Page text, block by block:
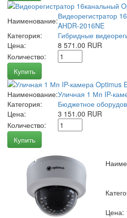
Наименование:Видеорегистратор
AHDR-2016NE
Категория:
Гибридные
Цена:
8 571.00 RUR
Количество:
Купить
Наименование:Уличная 1 Мп IP-
Категория:
Бюджетное
Цена:
3 151.00 RUR
Количество:
Купить
Цена: